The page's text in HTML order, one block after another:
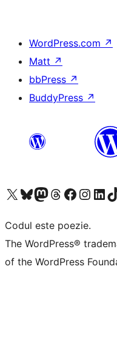
WordPress.com ↗
Matt ↗
bbPress ↗
BuddyPress ↗
Mergi la contul nostru X (fost Twitter)
Vizitează contul nostru Bluesky
Vizitează contul nostru Mastodon
Vizitează contul nostru Threads
Vizitează pagina noastră
Vizitează-ne
Codul este poezie.
The WordPress®
of the WordPress